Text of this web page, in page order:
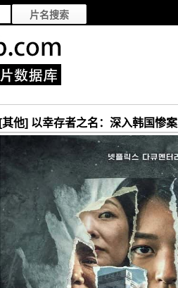
[其他] 以幸存者之名：深入韩国